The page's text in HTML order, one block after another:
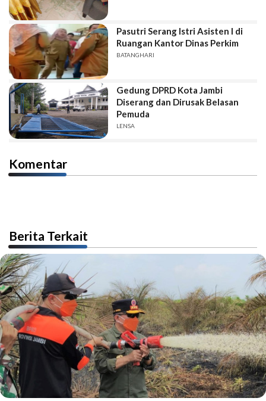
Pasutri Serang Istri Asisten I di
Ruangan Kantor Dinas Perkim
BATANGHARI
Gedung DPRD Kota Jambi
Diserang dan Dirusak Belasan
Pemuda
LENSA
Komentar
Berita Terkait